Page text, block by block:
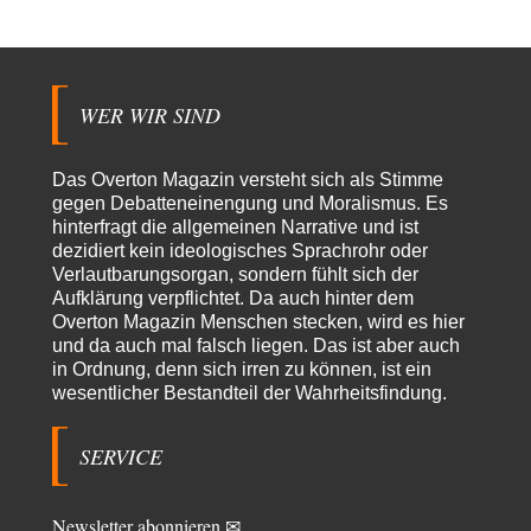
Masseninvasion von Ceuta: Ein organisierter Angriff 2
Zehntausende dackeln…
Adel verpflichtetvor 16 Stunden zu:
Vielen Dank, hatte ich nicht auf dem Schirm, weil ich ihn nicht mehr
lese. Beweist…
garnovor 18 Stunden zu:
Absurde Debatte um Ceuta-„Invasion“ durch Marokko
vertieft EU-Spaltung
Gratuliere, du hast erkannt wer hier der Bösewicht ist. Dann kann es ja
gar nicht…
Schattenlandvor 19 Stunden zu:
Unkabarettistische Anstalten
Dem schließe ich mich 100 pro an - das deutsche politische Kabarett ist
tot (Lisa…
vor 20 Stunden zu:
Dissonanzen
Kleine Korrektur: Anders als Moshe Zuckermann schildet gab es in den
WER WIR SIND
Das Overton Magazin versteht sich als Stimme
gegen Debatteneinengung und Moralismus. Es
hinterfragt die allgemeinen Narrative und ist
dezidiert kein ideologisches Sprachrohr oder
Verlautbarungsorgan, sondern fühlt sich der
Aufklärung verpflichtet. Da auch hinter dem
Overton Magazin Menschen stecken, wird es hier
und da auch mal falsch liegen. Das ist aber auch
in Ordnung, denn sich irren zu können, ist ein
wesentlicher Bestandteil der Wahrheitsfindung.
SERVICE
Newsletter abonnieren ✉